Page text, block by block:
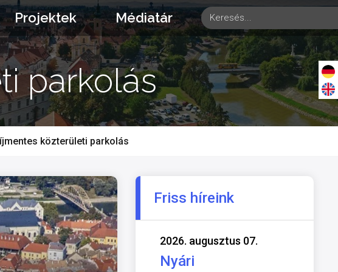
Projektek Médiatár
parkolás
közterületi parkolás
Friss híreink
2026. augusztus 07.
Nyári